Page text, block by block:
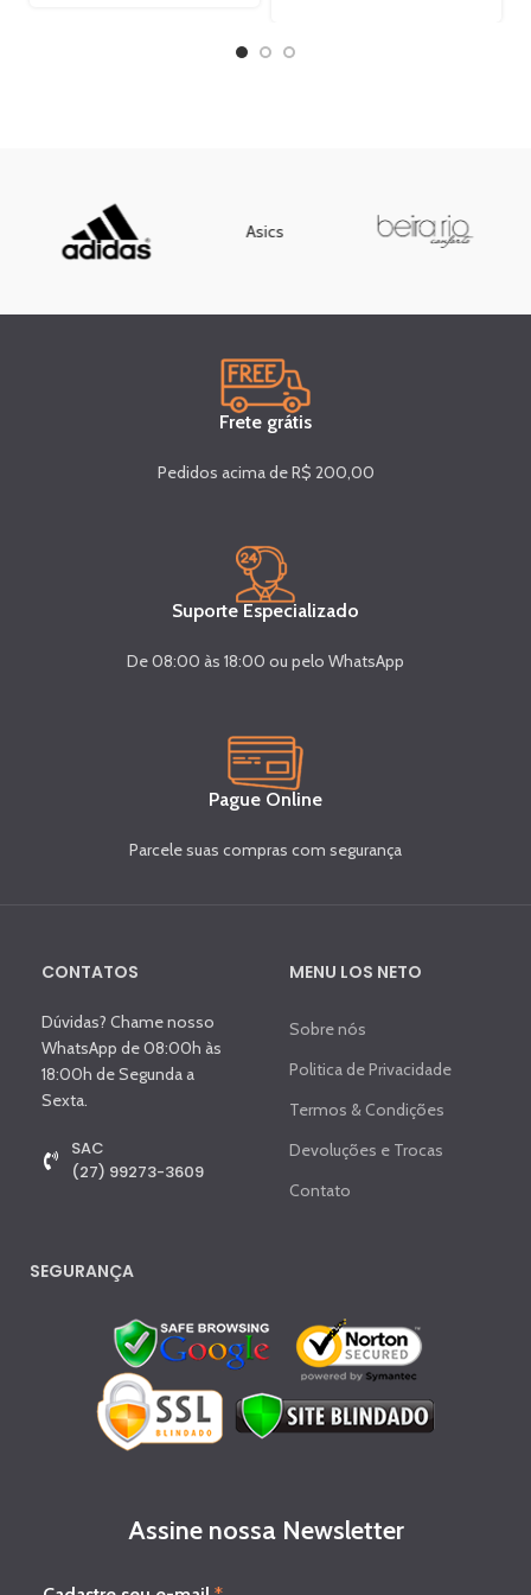
Asics
Frete grátis
Pedidos acima de R$ 200,00
Suporte Especializado
De 08:00 às 18:00 ou pelo WhatsApp
Pague Online
Parcele suas compras com segurança
CONTATOS
Dúvidas? Chame nosso
WhatsApp de 08:00h às
18:00h de Segunda a
Sexta.
SAC
(27) 99273-3609
MENU LOS NETO
Sobre nós
Politica de Privacidade
Termos & Condições
Devoluções e Trocas
Contato
SEGURANÇA
Assine nossa Newsletter